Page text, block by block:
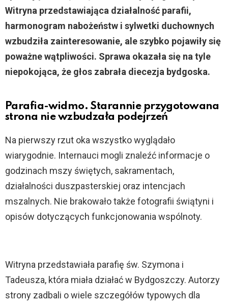
Witryna przedstawiająca działalność parafii,
harmonogram nabożeństw i sylwetki duchownych
wzbudziła zainteresowanie, ale szybko pojawiły się
poważne wątpliwości. Sprawa okazała się na tyle
niepokojąca, że głos zabrała diecezja bydgoska.
Parafia-widmo. Starannie przygotowana
strona nie wzbudzała podejrzeń
Na pierwszy rzut oka wszystko wyglądało
wiarygodnie. Internauci mogli znaleźć informacje o
godzinach mszy świętych, sakramentach,
działalności duszpasterskiej oraz intencjach
mszalnych. Nie brakowało także fotografii świątyni i
opisów dotyczących funkcjonowania wspólnoty.
Witryna przedstawiała parafię św. Szymona i
Tadeusza, która miała działać w Bydgoszczy. Autorzy
strony zadbali o wiele szczegółów typowych dla